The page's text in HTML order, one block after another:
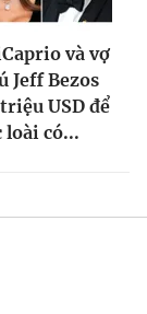
và vợ
Jeff Bezos
USD để
loài có...